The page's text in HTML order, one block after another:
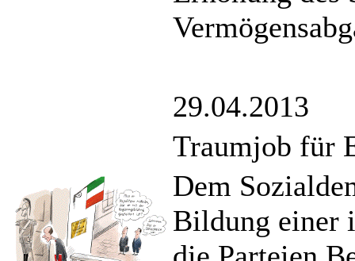
29.04.2013
Traumjob für
Dem
Bildung einer